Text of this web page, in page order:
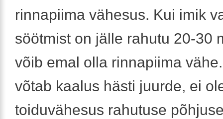
rinnapiima vähesus. Kui imik
söötmist on jälle rahutu 20-30
võib emal olla rinnapiima
võtab kaalus hästi juurde, ei
toiduvähesus rahutuse